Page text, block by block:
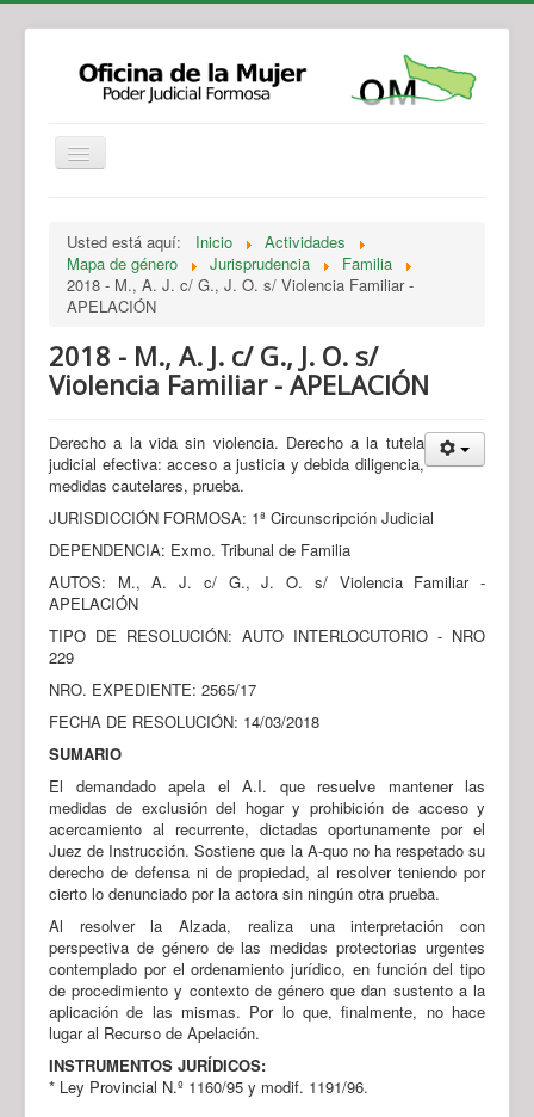
Legislación
Novedades
Recursos y Servicios de Atención
Contacto
Usted está aquí: Inicio
Actividades
Mapa de género
Jurisprudencia
Familia
2018 - M., A. J. c/ G., J. O. s/ Violencia Familiar -
APELACIÓN
2018 - M., A. J. c/ G., J. O. s/
Violencia Familiar - APELACIÓN
Derecho a la vida sin violencia. Derecho a la tutela
judicial efectiva: acceso a justicia y debida diligencia,
medidas cautelares, prueba.
JURISDICCIÓN FORMOSA: 1ª Circunscripción Judicial
DEPENDENCIA: Exmo. Tribunal de Familia
AUTOS: M., A. J. c/ G., J. O. s/ Violencia Familiar -
APELACIÓN
TIPO DE RESOLUCIÓN: AUTO INTERLOCUTORIO - NRO
229
NRO. EXPEDIENTE: 2565/17
FECHA DE RESOLUCIÓN: 14/03/2018
SUMARIO
El demandado apela el A.I. que resuelve mantener las
medidas de exclusión del hogar y prohibición de acceso y
acercamiento al recurrente, dictadas oportunamente por el
Juez de Instrucción. Sostiene que la A-quo no ha respetado su
derecho de defensa ni de propiedad, al resolver teniendo por
cierto lo denunciado por la actora sin ningún otra prueba.
Al resolver la Alzada, realiza una interpretación con
perspectiva de género de las medidas protectorias urgentes
contemplado por el ordenamiento jurídico, en función del tipo
de procedimiento y contexto de género que dan sustento a la
aplicación de las mismas. Por lo que, finalmente, no hace
lugar al Recurso de Apelación.
INSTRUMENTOS JURÍDICOS:
* Ley Provincial N.º 1160/95 y modif. 1191/96.